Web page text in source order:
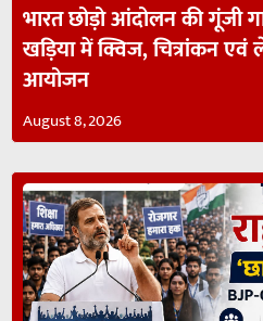
भारत छोड़ो आंदोलन की गूंजी
खड़िया में क्विज, चित्रांकन एवं
आयोजन
August 8, 2026